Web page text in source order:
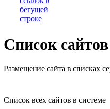
Список
Размещение сайта в списках
Список всех сайтов в системе